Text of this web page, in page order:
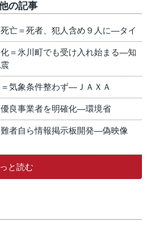
の記事
亡＝死者、犯人含め９人に―タイ
＝氷川町でも受け入れ始まる―知
気象条件整わず―ＪＡＸＡ
良事業者を明確化―環境省
者自ら情報掲示板開発―偽映像
と読む